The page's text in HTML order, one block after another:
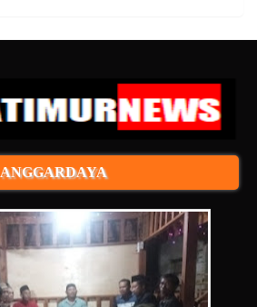
ANGGARDAYA